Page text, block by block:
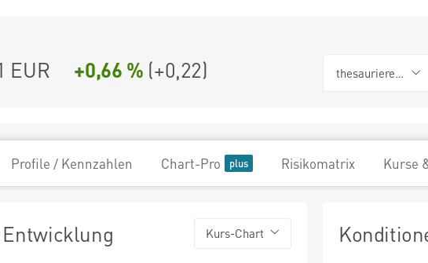
EUR +0,66 % (+0,22) thesaurierend
Profile / Kennzahlen Chart-Pro Risikomatrix Kurse
Kurs-Chart